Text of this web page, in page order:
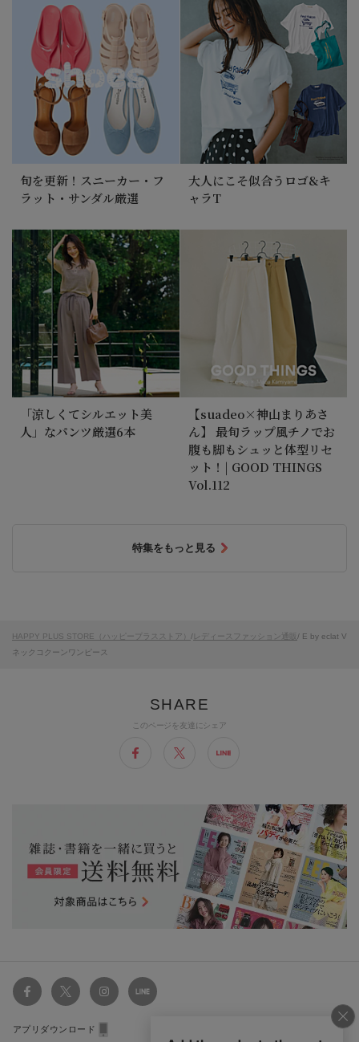
このページを友達にシェア
旬を更新！スニーカー・フ
ラット・サンダル厳選
大人にこそ似合うロゴ&キ
ャラT
「涼しくてシルエット美
人」なパンツ厳選6本
【suadeo×神山まりあさ
ん】 最旬ラップ風チノでお
腹も脚もシュッと体型リセ
ット！| GOOD THINGS
Vol.112
特集をもっと見る
HAPPY PLUS STORE（ハッピープラスストア） / レディースファッション通販 / E by eclat V
ネックコクーンワンピース
アプリダウンロード